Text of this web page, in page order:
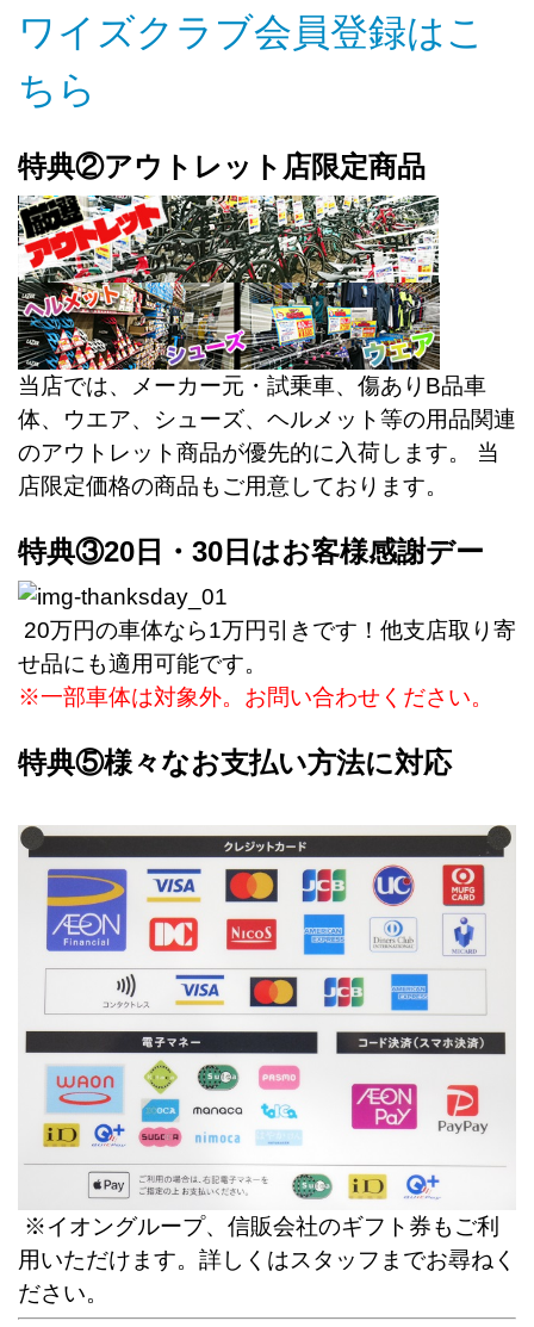
ワイズクラブ会員登録はこ
ちら
特典②アウトレット店限定商品
当店では、メーカー元・試乗車、傷ありB品車
体、ウエア、シューズ、ヘルメット等の用品関連
のアウトレット商品が優先的に入荷します。 当
店限定価格の商品もご用意しております。
特典③20日・30日はお客様感謝デー
20万円の車体なら1万円引きです！他支店取り寄
せ品にも適用可能です。
※一部車体は対象外。お問い合わせください。
特典⑤様々なお支払い方法に対応
※イオングループ、信販会社のギフト券もご利
用いただけます。詳しくはスタッフまでお尋ねく
ださい。